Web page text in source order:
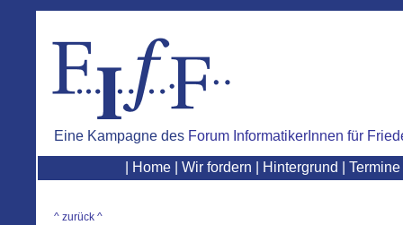
Eine Kampagne des Forum InformatikerInnen für
Home| Wir fordern Hintergrund Termine
^ zurück ^